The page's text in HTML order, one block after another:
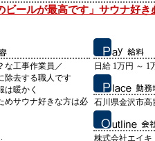
ビールが最高です」サウナ好き
な工事作業員／
除去する職人です
は暖かく
めサウナ好きな方は必
日給 1万円 ～ 1
石川県金沢市高
株式会社エイキ